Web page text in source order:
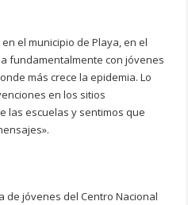
el municipio de Playa, en el
fundamentalmente con jóvenes
más crece la epidemia. Lo
en los sitios
las escuelas y sentimos que
de jóvenes del Centro Nacional